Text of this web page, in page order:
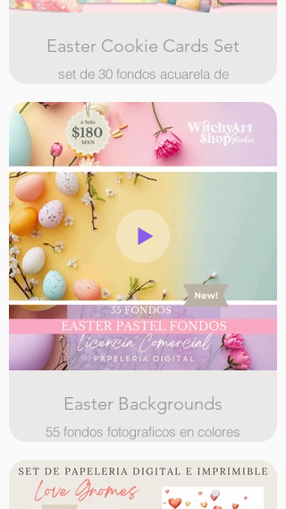
Easter Cookie Cards Set
set de 30 fondos acuarela de
Easter Backgrounds
55 fondos fotograficos en colores
productos y publicaciones en redes,
con licencia comercial.